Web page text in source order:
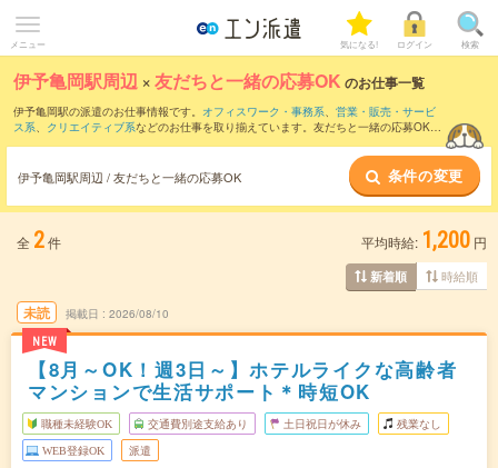
メニュー 気になる! ログイン 検索
伊予亀岡駅周辺 ×友だちと一緒の応募OK のお仕事一覧
伊予亀岡駅の派遣のお仕事情報です。 オフィスワーク・事務系、 営業・販売・サービ
ス系、 クリエイティブ系などのお仕事を取り揃えています。友だちと一緒の応募OKの
伊予亀岡駅周辺 / 友だちと一緒の応募OK 条件の変更
全 2件 平均時給: 1,200 円
新着順 時給順
未読
NEW
掲載日 2026/08/10
【8月～OK！週3日～】ホテルライクな高齢者
マンションで生活サポート＊時短OK
職種未経験OK 交通費別途支給あり 土日祝日が休み 残業なし
WEB登録OK 派遣